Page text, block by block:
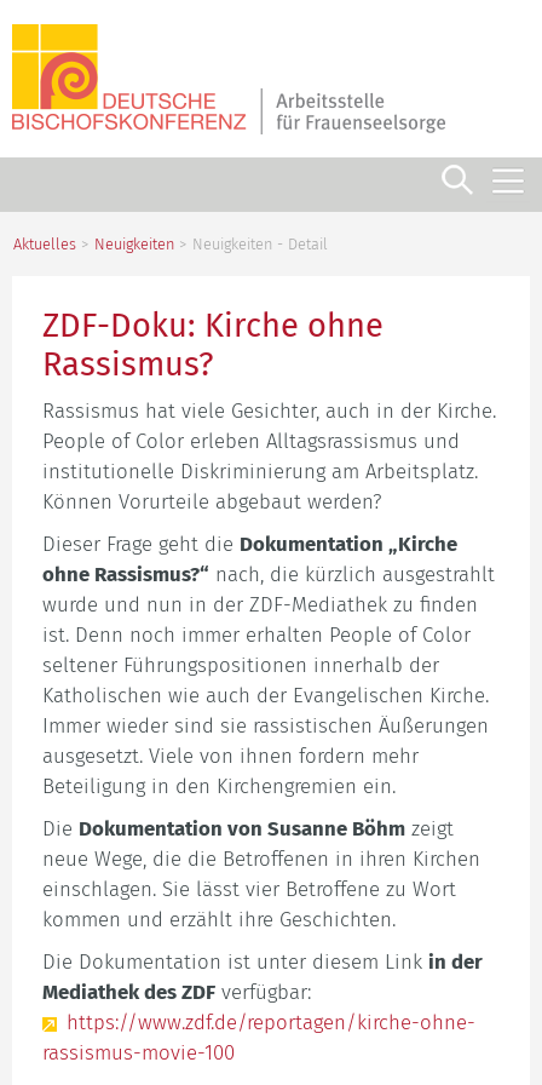
Navigation
Aktuelles Neuigkeiten Neuigkeiten - Detail
ZDF-Doku: Kirche ohne
Rassismus?
Rassismus hat viele Gesichter, auch in der Kirche.
People of Color erleben Alltagsrassismus und
institutionelle Diskriminierung am Arbeitsplatz.
Können Vorurteile abgebaut werden?
Dieser Frage geht die Dokumentation „Kirche
ohne Rassismus?“ nach, die kürzlich ausgestrahlt
wurde und nun in der ZDF-Mediathek zu finden
ist. Denn noch immer erhalten People of Color
seltener Führungspositionen innerhalb der
Katholischen wie auch der Evangelischen Kirche.
Immer wieder sind sie rassistischen Äußerungen
ausgesetzt. Viele von ihnen fordern mehr
Beteiligung in den Kirchengremien ein.
Die Dokumentation von Susanne Böhm zeigt
neue Wege, die die Betroffenen in ihren Kirchen
einschlagen. Sie lässt vier Betroffene zu Wort
kommen und erzählt ihre Geschichten.
Die Dokumentation ist unter diesem Link in der
Mediathek des ZDF verfügbar:
https://www.zdf.de/reportagen/kirche-ohne-
rassismus-movie-100